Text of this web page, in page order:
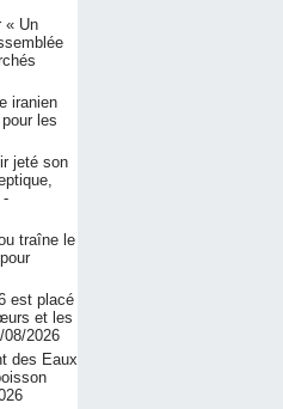
« Un
iranien
les
jeté son
-
traîne le
est placé
et les
08/2026
des Eaux